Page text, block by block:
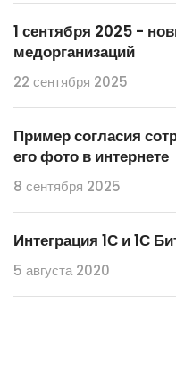
1 сентября 2025 -
медорганизаций
22 сентября 2025
Пример согласия
его фото в интернете
8 сентября 2025
Интеграция 1С и 1С
5 августа 2020